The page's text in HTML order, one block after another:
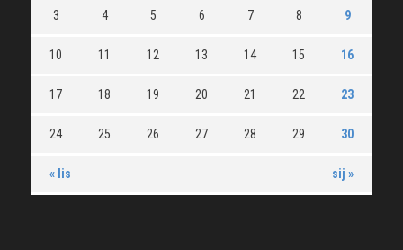
« lis sij »
3 4 5 6 7 8 9
10 11 12 13 14 15 16
17 18 19 20 21 22 23
24 25 26 27 28 29 30